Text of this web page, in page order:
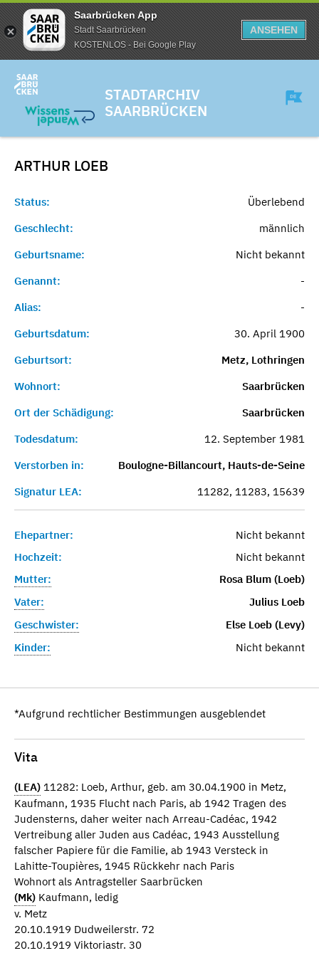
Saarbrücken App
Stadt Saarbrücken
KOSTENLOS - Bei Google Play
ANSEHEN
STADTARCHIV
SAARBRÜCKEN
ARTHUR LOEB
Status:
Überlebend
Geschlecht:
männlich
Geburtsname:
Nicht bekannt
Genannt:
-
Alias:
-
Geburtsdatum:
30. April 1900
Geburtsort:
Metz, Lothringen
Wohnort:
Saarbrücken
Ort der Schädigung:
Saarbrücken
Todesdatum:
12. September 1981
Verstorben in:
Boulogne-Billancourt, Hauts-de-Seine
Signatur LEA:
11282, 11283, 15639
Ehepartner:
Nicht bekannt
Hochzeit:
Nicht bekannt
Mutter:
Rosa Blum (Loeb)
Vater:
Julius Loeb
Geschwister:
Else Loeb (Levy)
Kinder:
Nicht bekannt
*Aufgrund rechtlicher Bestimmungen ausgeblendet
Vita
(LEA) 11282: Loeb, Arthur, geb. am 30.04.1900 in Metz,
Kaufmann, 1935 Flucht nach Paris, ab 1942 Tragen des
Judensterns, daher weiter nach Arreau-Cadéac, 1942
Vertreibung aller Juden aus Cadéac, 1943 Ausstellung
falscher Papiere für die Familie, ab 1943 Versteck in
Lahitte-Toupières, 1945 Rückkehr nach Paris
Wohnort als Antragsteller Saarbrücken
(Mk) Kaufmann, ledig
v. Metz
20.10.1919 Dudweilerstr. 72
20.10.1919 Viktoriastr. 30